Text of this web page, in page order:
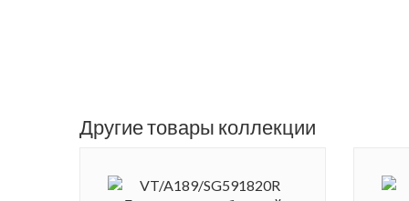
Другие товары коллекции